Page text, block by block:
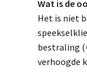
Wat is de
Het is niet
bestraling
verhoogde